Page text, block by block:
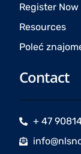
Register Now
Resources
Poleć
Contact
+ 47